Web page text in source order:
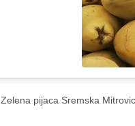
Zelena pijaca Sremska